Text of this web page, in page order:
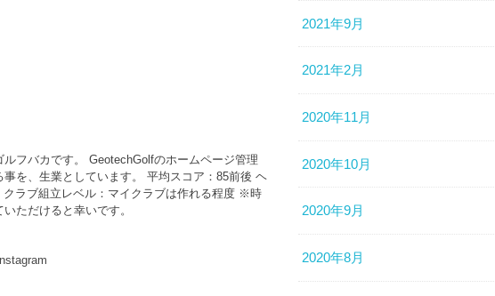
フバカです。 GeotechGolfのホームページ管理
を、生業としています。 平均スコア：85前後 ヘ
ラブ組立レベル：マイクラブは作れる程度 ※時
ただけると幸いです。
Instagram
2021年9月
2021年2月
2020年11月
2020年10月
2020年9月
2020年8月